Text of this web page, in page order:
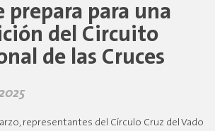
prepara para una
del Circuito
de las Cruces
representantes del Círculo Cruz del Vado